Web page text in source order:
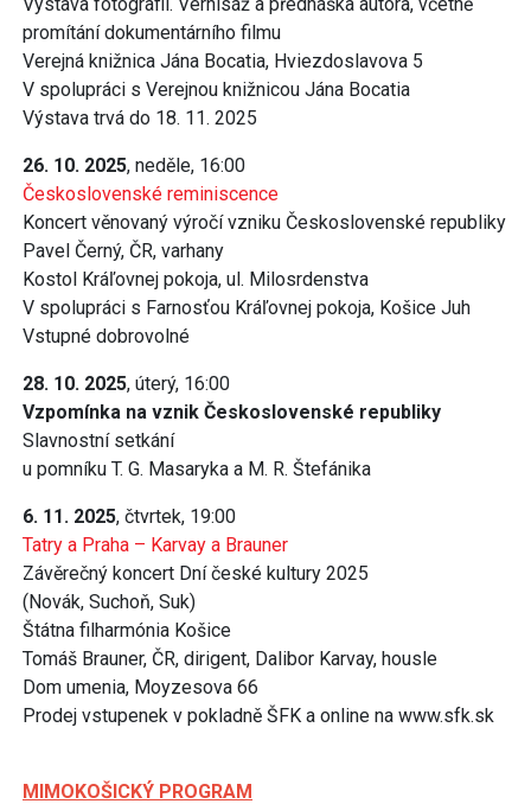
promítání dokumentárního filmu
Verejná knižnica Jána Bocatia, Hviezdoslavova 5
V spolupráci s Verejnou knižnicou Jána Bocatia
Výstava trvá do 18. 11. 2025
26. 10. 2025, neděle, 16:00
Československé reminiscence
Koncert věnovaný výročí vzniku Československé republiky
Pavel Černý, ČR, varhany
Kostol Kráľovnej pokoja, ul. Milosrdenstva
V spolupráci s Farnosťou Kráľovnej pokoja, Košice Juh
Vstupné dobrovolné
28. 10. 2025, úterý, 16:00
Vzpomínka na vznik Československé republiky
Slavnostní setkání
u pomníku T. G. Masaryka a M. R. Štefánika
6. 11. 2025, čtvrtek, 19:00
Tatry a Praha – Karvay a Brauner
Závěrečný koncert Dní české kultury 2025
(Novák, Suchoň, Suk)
Štátna filharmónia Košice
Tomáš Brauner, ČR, dirigent, Dalibor Karvay, housle
Dom umenia, Moyzesova 66
Prodej vstupenek v pokladně ŠFK a online na www.sfk.sk
MIMOKOŠICKÝ PROGRAM